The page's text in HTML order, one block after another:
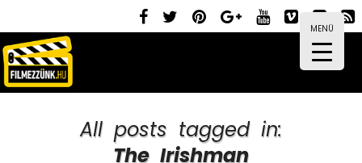
MENÜ
All posts tagged in:
The Irishman